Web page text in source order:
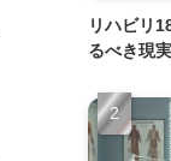
リハビリ
るべき現